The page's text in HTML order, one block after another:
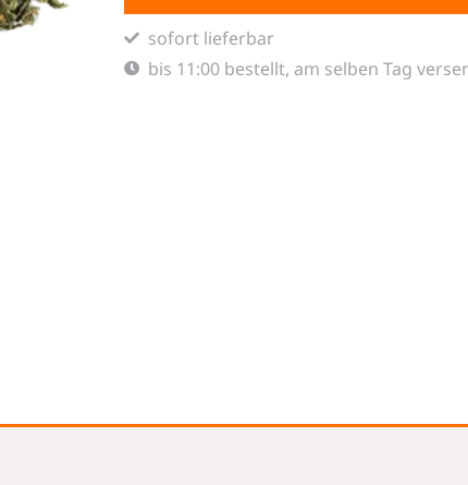
sofort lieferbar
bis 11:00 bestellt, am selben Tag